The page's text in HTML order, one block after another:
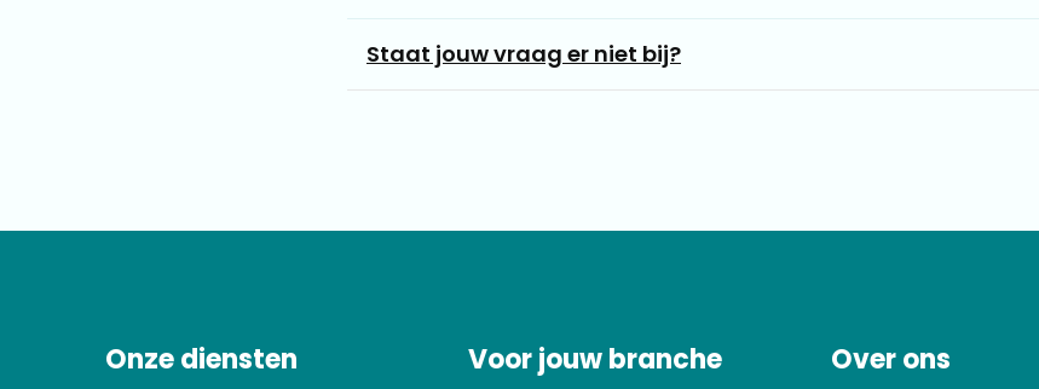
Staat jouw vraag er niet bij?
Onze diensten Voor jouw branche Over ons